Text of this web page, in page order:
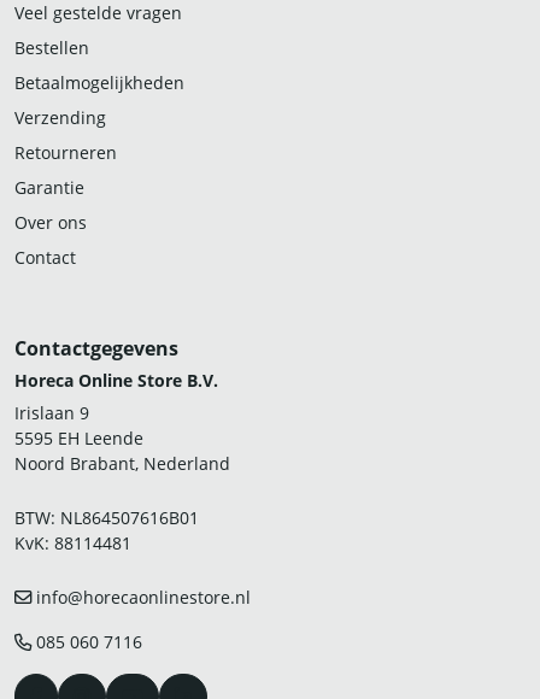
Veel gestelde vragen
Bestellen
Betaalmogelijkheden
Verzending
Retourneren
Garantie
Over ons
Contact
Contactgegevens
Horeca Online Store B.V.
Irislaan 9
5595 EH Leende
Noord Brabant, Nederland
BTW: NL864507616B01
KvK: 88114481
info@horecaonlinestore.nl
085 060 7116